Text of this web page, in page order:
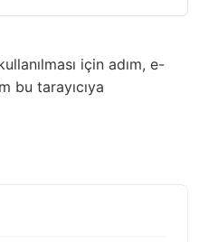
için adım, e-
bu tarayıcıya